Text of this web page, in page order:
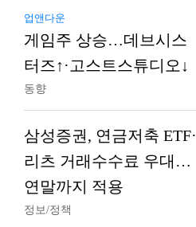
업앤다운
게임주 상승…데브시스
터즈↑·고스트스튜디오↓
동향
삼성증권, 연금저축 ETF·
리츠 거래수수료 우대…
연말까지 적용
정보/정책